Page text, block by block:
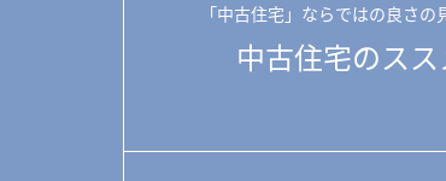
「中古住宅」ならではの良さの
中古住宅のスス